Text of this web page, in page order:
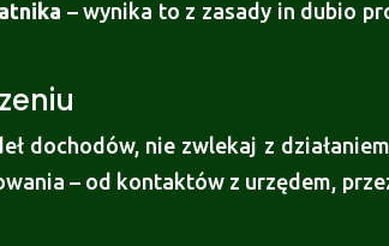
– wynika to z zasady in dubio
dochodów, nie zwlekaj z
– od kontaktów z urzędem,